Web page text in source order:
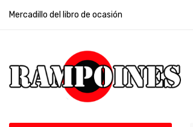
Mercadillo del libro de ocasión